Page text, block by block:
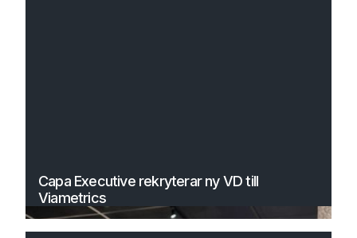
Capa Executive rekryterar ny VD till
Viametrics